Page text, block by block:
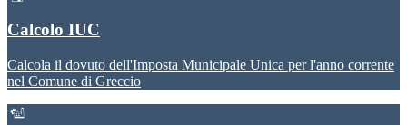
Calcolo IUC
Calcola il dovuto dell'Imposta Municipale Unica per l'anno corrente
nel Comune di Greccio